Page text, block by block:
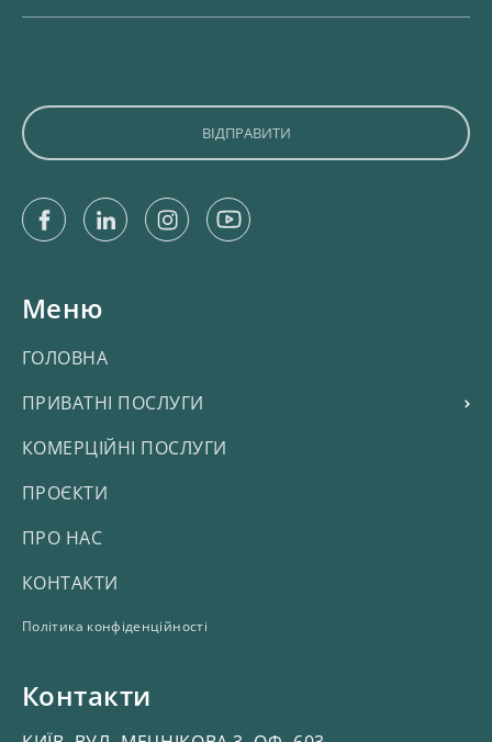
FacebookLinkedinInstagramYoutube
Меню
ГОЛОВНА
ПРИВАТНІ ПОСЛУГИ
КОМЕРЦІЙНІ ПОСЛУГИ
ПРОЄКТИ
ПРО НАС
КОНТАКТИ
Політика конфіденційності
Контакти